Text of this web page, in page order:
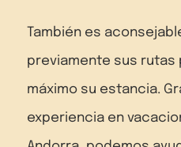
También es
previamente sus rutas
máximo su estancia.
experiencia en